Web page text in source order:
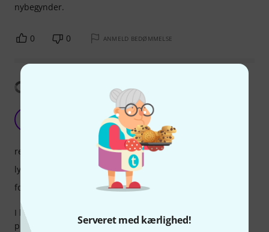
Serveret med kærlighed!
nybegynder.
0 0 ANMELD BEDØMMELSE
Apparently essential
CoorEastReviewer 12.12.2018
I bought an inexpensive saxophone on which to learn to
play. Almost all reviews on the web said that the
respons
lyd
forarbejdning